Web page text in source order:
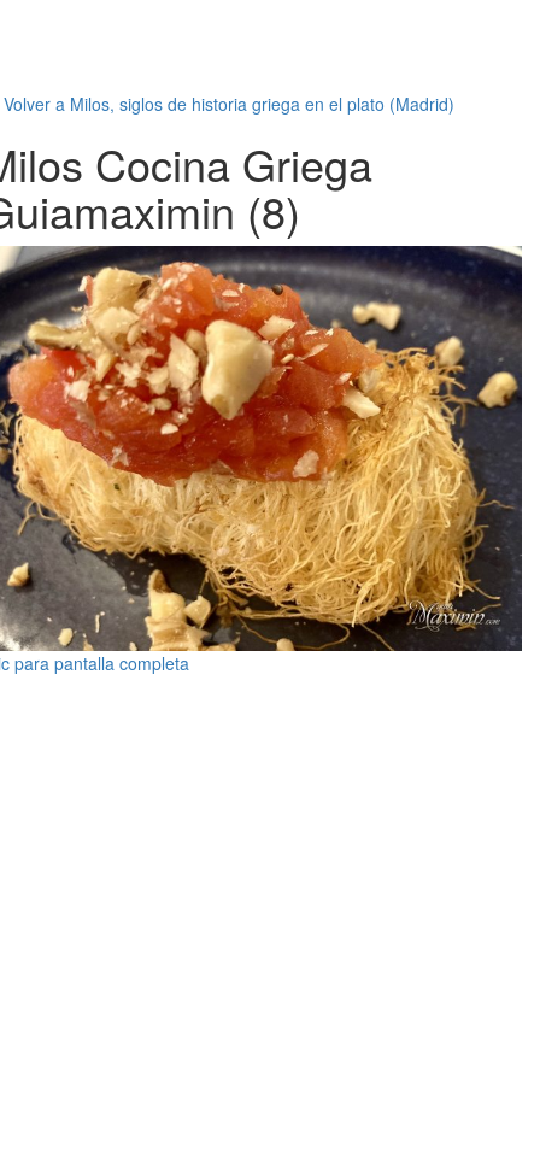
Volver a Milos, siglos de historia griega en el plato (Madrid)
Cocina Griega
(8)
para pantalla completa